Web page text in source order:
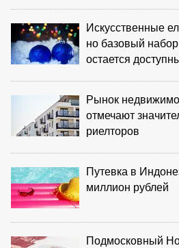
Искусственные
но базовый
остается
Рынок
отмечают
риелторов
Путевка в
миллион рублей
Подмосковный